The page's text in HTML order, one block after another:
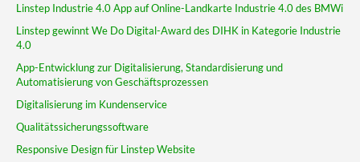
Linstep Industrie 4.0 App auf Online-Landkarte Industrie 4.0 des BMWi
Linstep gewinnt We Do Digital-Award des DIHK in Kategorie Industrie
4.0
App-Entwicklung zur Digitalisierung, Standardisierung und
Automatisierung von Geschäftsprozessen
Digitalisierung im Kundenservice
Qualitätssicherungssoftware
Responsive Design für Linstep Website